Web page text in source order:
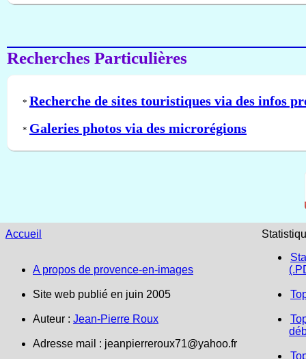
Recherches Particulières
* Recherche de sites touristiques via des infos
* Galeries photos via des microrégions
Accueil
A propos de provence-en-images
Site web publié en juin 2005
Auteur : Jean-Pierre Roux
Adresse mail : jeanpierreroux71@yahoo.fr